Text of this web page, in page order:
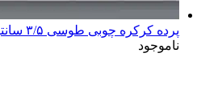
پرده کرکره چوبی طوسی ۳/۵ سانتیمتری
ناموجود